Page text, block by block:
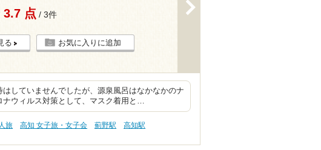
3.7 点 / 3件
る お気に入りに追加
していませんでしたが、源泉風呂はなかなかのナ
ナウィルス対策として、マスク着用と…
旅 高知 女子旅・女子会 薊野駅
高知駅